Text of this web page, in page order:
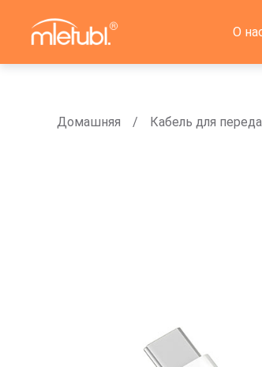
О
Домашняя Кабель для